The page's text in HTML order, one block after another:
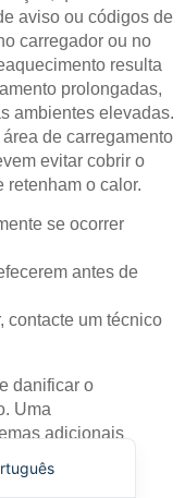
aviso ou códigos de
carregador ou no
resulta
prolongadas,
ambientes elevadas.
de carregamento
evitar cobrir o
retenham o calor.
se ocorrer
antes de
contacte um técnico
danificar o
Uma
adicionais
Indonesia